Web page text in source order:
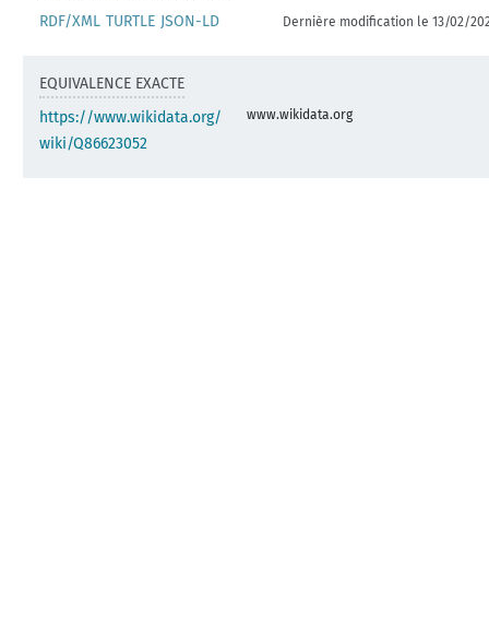
RDF/XML TURTLE JSON-LD Dernière modification le 13/02/
EQUIVALENCE EXACTE
https://www.wikidata.org/
wiki/Q86623052
www.wikidata.org